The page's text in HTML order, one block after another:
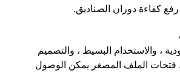
كفاءة دوران الصناديق.
، والاستخدام البسيط ، والتصميم
فتحات الملف المصغر يمكن الوصول